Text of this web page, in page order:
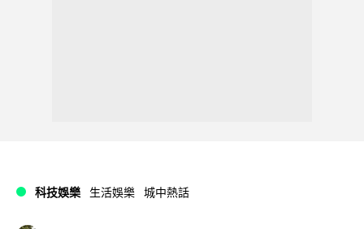
科技娛樂 生活娛樂 城中熱話